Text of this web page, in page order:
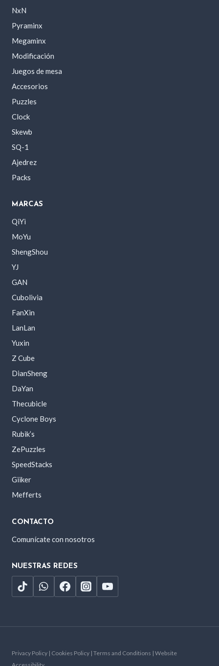
NxN
Pyraminx
Megaminx
Modificación
Juegos de mesa
Accesorios
Puzzles
Clock
Skewb
SQ-1
Ajedrez
Packs
MARCAS
QiYi
MoYu
ShengShou
YJ
GAN
Cubolivia
FanXin
LanLan
Yuxin
Z Cube
DianSheng
DaYan
Thecubicle
Cyclone Boys
Rubik’s
ZePuzzles
SpeedStacks
Giiker
Mefferts
CONTACTO
Comunícate con nosotros
NUESTRAS REDES
Privacy Policy | Cookies Policy | Terms and Conditions | Website